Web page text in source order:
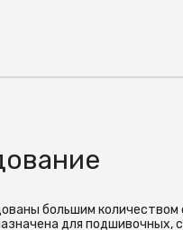
большим количеством
для подшивочных,